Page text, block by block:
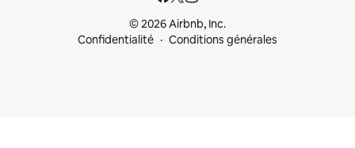
© 2026 Airbnb, Inc.
Confidentialité
Conditions générales